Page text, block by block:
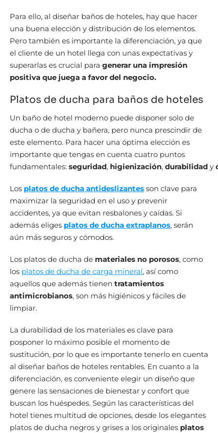
Para ello, al diseñar baños de hoteles, hay que hacer
una buena elección y distribución de los elementos.
Pero también es importante la diferenciación, ya que
el cliente de un hotel llega con unas expectativas y
superarlas es crucial para generar una impresión
positiva que juega a favor del negocio.
Platos de ducha para baños de hoteles
Un baño de hotel moderno puede disponer solo de
ducha o de ducha y bañera, pero nunca prescindir de
este elemento. Para hacer una óptima elección es
importante que tengas en cuenta cuatro puntos
fundamentales: seguridad, higienización, durabilidad y
Los platos de ducha antideslizantes son clave para
maximizar la seguridad en el uso y prevenir
accidentes, ya que evitan resbalones y caídas. Si
además eliges platos de ducha extraplanos, serán
aún más seguros y cómodos.
Los platos de ducha de materiales no porosos, como
los platos de ducha de carga mineral, así como
aquellos que además tienen tratamientos
antimicrobianos, son más higiénicos y fáciles de
limpiar.
La durabilidad de los materiales es clave para
posponer lo máximo posible el momento de
sustitución, por lo que es importante tenerlo en cuenta
al diseñar baños de hoteles rentables. En cuanto a la
diferenciación, es conveniente elegir un diseño que
genere las sensaciones de bienestar y confort que
buscan los huéspedes. Según las características del
hotel tienes multitud de opciones, desde los elegantes
platos de ducha negros y grises a los originales platos